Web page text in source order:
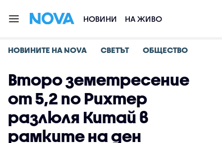
НОВИНИ НА ЖИВО
НОВИНИТЕ НА NOVA СВЕТЪТ ОБЩЕСТВО
Второ земетресение
от 5,2 по Рихтер
разлюля Китай в
рамките на ден